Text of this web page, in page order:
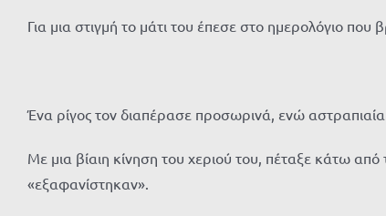
Για μια στιγμή το μάτι του έπεσε στο ημερολόγιο
Ένα ρίγος τον διαπέρασε προσωρινά, ενώ
Με μια βίαιη κίνηση του χεριού του, πέταξε κάτω
«εξαφανίστηκαν».